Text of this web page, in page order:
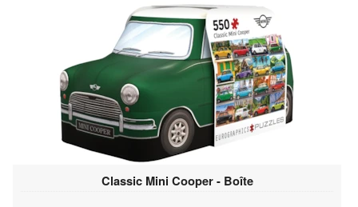
Classic Mini Cooper - Boîte